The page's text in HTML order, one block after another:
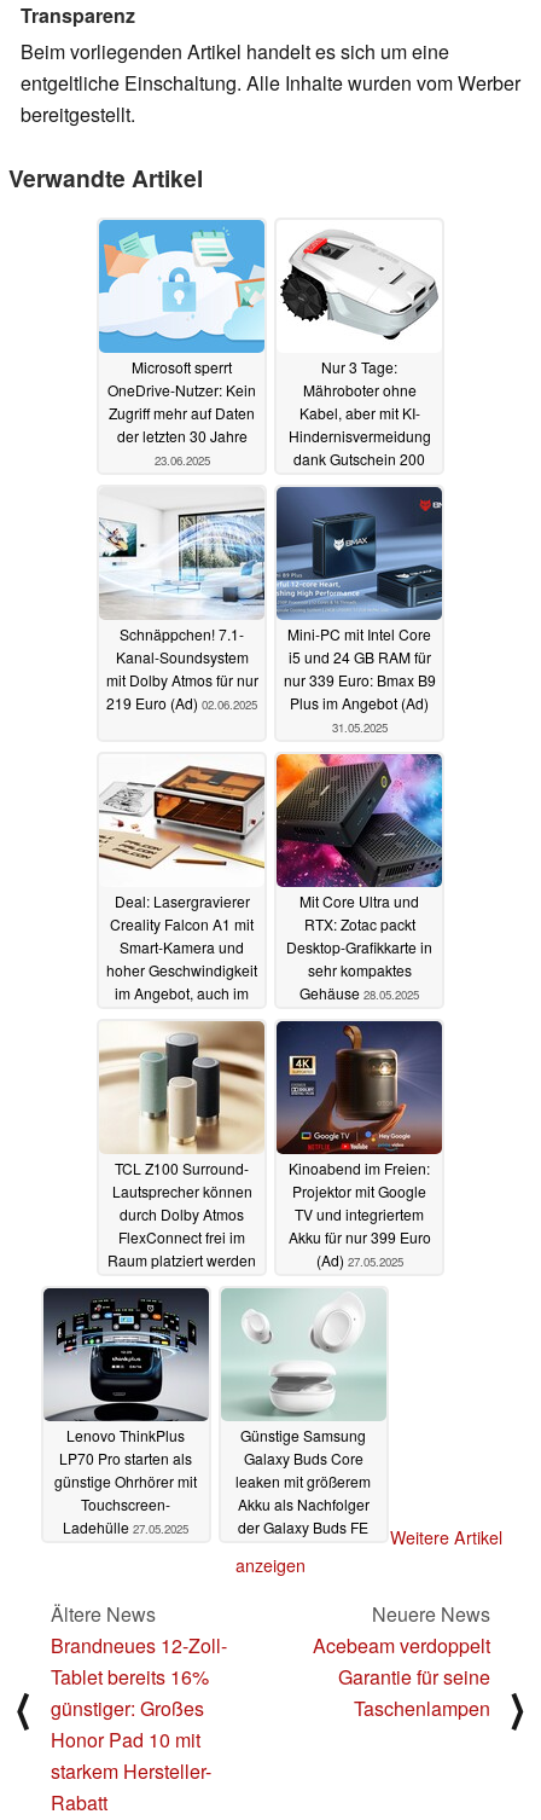
Transparenz
Beim vorliegenden Artikel handelt es sich um eine
entgeltliche Einschaltung. Alle Inhalte wurden vom Werber
bereitgestellt.
Verwandte Artikel
Microsoft sperrt
OneDrive-Nutzer: Kein
Zugriff mehr auf Daten
der letzten 30 Jahre
23.06.2025
Nur 3 Tage:
Mähroboter ohne
Kabel, aber mit KI-
Hindernisvermeidung
dank Gutschein 200
Schnäppchen! 7.1-
Kanal-Soundsystem
mit Dolby Atmos für nur
219 Euro (Ad) 02.06.2025
Mini-PC mit Intel Core
i5 und 24 GB RAM für
nur 339 Euro: Bmax B9
Plus im Angebot (Ad)
31.05.2025
Deal: Lasergravierer
Creality Falcon A1 mit
Smart-Kamera und
hoher Geschwindigkeit
im Angebot, auch im
30.05.2025
Mit Core Ultra und
RTX: Zotac packt
Desktop-Grafikkarte in
sehr kompaktes
Gehäuse 28.05.2025
TCL Z100 Surround-
Lautsprecher können
durch Dolby Atmos
FlexConnect frei im
Raum platziert werden
27.05.2025
Kinoabend im Freien:
Projektor mit Google
TV und integriertem
Akku für nur 399 Euro
(Ad) 27.05.2025
Lenovo ThinkPlus
LP70 Pro starten als
günstige Ohrhörer mit
Touchscreen-
Ladehülle 27.05.2025
Günstige Samsung
Galaxy Buds Core
leaken mit größerem
Akku als Nachfolger
der Galaxy Buds FE
Weitere Artikel
anzeigen
⟨
Ältere News
Brandneues 12-Zoll-
Tablet bereits 16%
günstiger: Großes
Honor Pad 10 mit
starkem Hersteller-
Rabatt
Neuere News
Acebeam verdoppelt
Garantie für seine
Taschenlampen
⟩